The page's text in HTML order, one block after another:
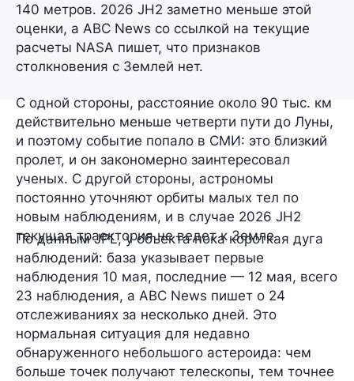
140 метров. 2026 JH2 заметно меньше этой
оценки, а ABC News со ссылкой на текущие
расчеты NASA пишет, что признаков
столкновения с Землей нет.
С одной стороны, расстояние около 90 тыс. км
действительно меньше четверти пути до Луны,
и поэтому событие попало в СМИ: это близкий
пролет, и он закономерно заинтересовал
ученых. С другой стороны, астрономы
постоянно уточняют орбиты малых тел по
новым наблюдениям, и в случае 2026 JH2
текущая траектория не ведет к Земле.
По данным JPL, у объекта пока короткая дуга
наблюдений: база указывает первые
наблюдения 10 мая, последние — 12 мая, всего
23 наблюдения, а ABC News пишет о 24
отслеживаниях за несколько дней. Это
нормальная ситуация для недавно
обнаруженного небольшого астероида: чем
больше точек получают телескопы, тем точнее